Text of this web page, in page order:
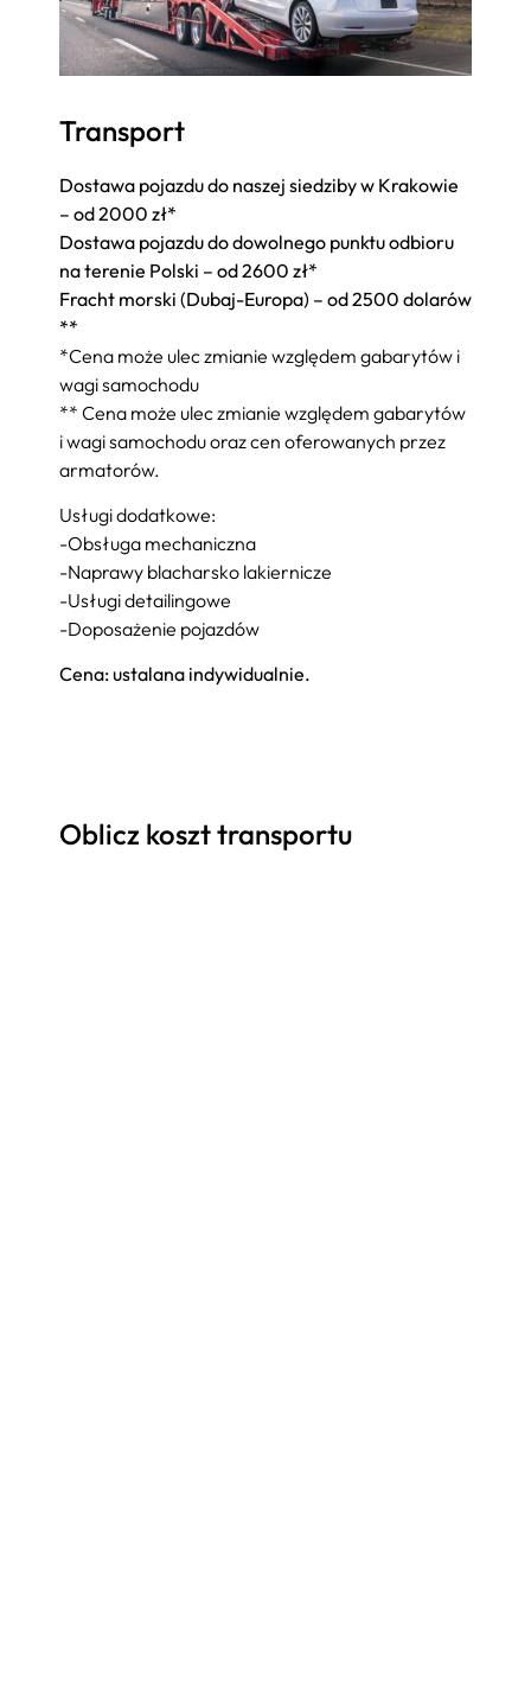
Transport
Dostawa pojazdu do naszej siedziby w Krakowie
– od 2000 zł*
Dostawa pojazdu do dowolnego punktu odbioru
na terenie Polski – od 2600 zł*
Fracht morski (Dubaj-Europa) – od 2500 dolarów
**
*Cena może ulec zmianie względem gabarytów i
wagi samochodu
** Cena może ulec zmianie względem gabarytów
i wagi samochodu oraz cen oferowanych przez
armatorów.
Usługi dodatkowe:
-Obsługa mechaniczna
-Naprawy blacharsko lakiernicze
-Usługi detailingowe
-Doposażenie pojazdów
Cena: ustalana indywidualnie.
Oblicz koszt transportu